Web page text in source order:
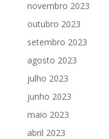
novembro 2023
outubro 2023
setembro 2023
agosto 2023
julho 2023
junho 2023
maio 2023
abril 2023